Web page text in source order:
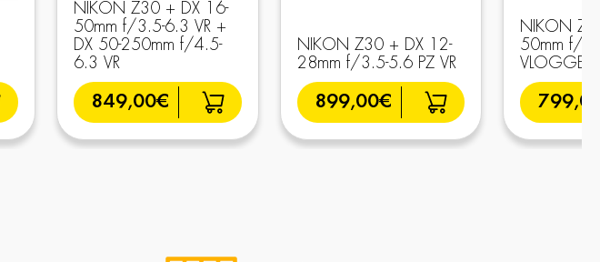
NIKON Z30 + DX 16-
50mm f/3.5-6.3 VR +
DX 50-250mm f/4.5-
6.3 VR
849,00€
NIKON Z30 + DX 12-
28mm f/3.5-5.6 PZ VR
899,00€
NIKON
50mm f/
VLOGGER